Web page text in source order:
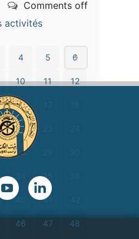
Comments off
activités
4 5 6
10 11 12
16
22
28
35
40 41
46 47 48